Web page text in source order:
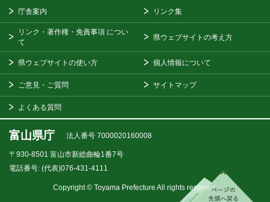
庁舎案内 リンク集
リンク・著作権・免責事項 につい
て
県ウェブサイトの考え方
県ウェブサイトの使い方 個人情報について
ご意見・ご質問 サイトマップ
よくある質問
富山県庁 法人番号 7000020160008
〒930-8501 富山市新総曲輪1番7号
電話番号: (代表)076-431-4111
Copyright © Toyama Prefecture All rights reserved.